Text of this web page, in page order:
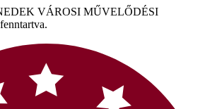
VÁROSI MŰVELŐDÉSI